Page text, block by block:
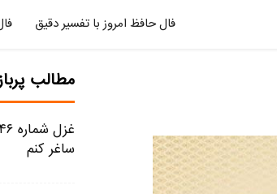
فال حافظ امروز با تفسیر دقیق
مطالب
ساغر کنم